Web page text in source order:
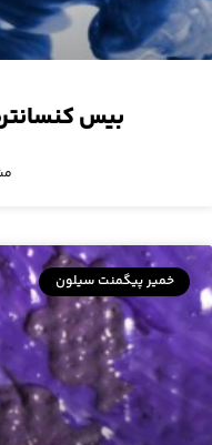
بیس
خمیر پیگمنت سیلون